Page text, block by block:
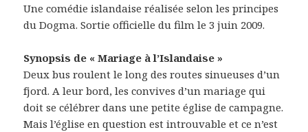
Une comédie islandaise réalisée selon les principes
du Dogma. Sortie officielle du film le 3 juin 2009.
Synopsis de « Mariage à l’Islandaise »
Deux bus roulent le long des routes sinueuses d’un
fjord. A leur bord, les convives d’un mariage qui
doit se célébrer dans une petite église de campagne.
Mais l’église en question est introuvable et ce n’est